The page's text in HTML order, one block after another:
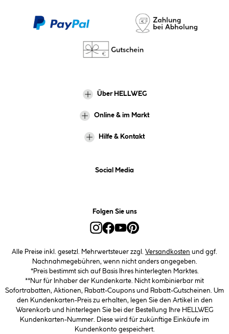
Über HELLWEG
Online & im Markt
Hilfe & Kontakt
Social Media
Folgen Sie uns
Alle Preise inkl. gesetzl. Mehrwertsteuer zzgl. Versandkosten und ggf.
Nachnahmegebühren, wenn nicht anders angegeben.
*Preis bestimmt sich auf Basis Ihres hinterlegten Marktes.
**Nur für Inhaber der Kundenkarte. Nicht kombinierbar mit
Sofortrabatten, Aktionen, Rabatt-Coupons und Rabatt-Gutscheinen. Um
den Kundenkarten-Preis zu erhalten, legen Sie den Artikel in den
Warenkorb und hinterlegen Sie bei der Bestellung Ihre HELLWEG
Kundenkarten-Nummer. Diese wird für zukünftige Einkäufe im
Kundenkonto gespeichert.